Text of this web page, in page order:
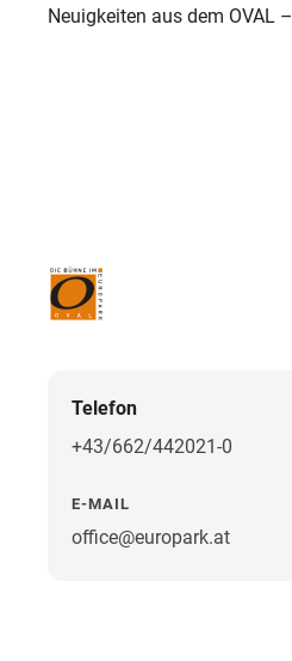
Neuigkeiten aus dem OVAL
Telefon
+43/662/442021-0
E-MAIL
office@europark.at